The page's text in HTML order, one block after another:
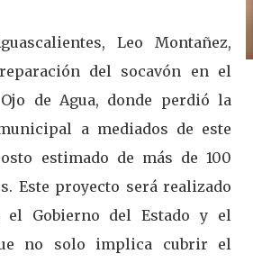
Leo Montañez,
del socavón en el
de Agua, donde perdió la
a mediados de este
estimado de más de 100
Este proyecto será realizado
el Gobierno del Estado y el
no solo implica cubrir el